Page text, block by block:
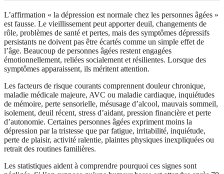
L’affirmation « la dépression est normale chez les personnes âgées »
est fausse. Le vieillissement peut apporter deuil, changements de
rôle, problèmes de santé et pertes, mais des symptômes dépressifs
persistants ne doivent pas être écartés comme un simple effet de
l’âge. Beaucoup de personnes âgées restent engagées
émotionnellement, reliées socialement et résilientes. Lorsque des
symptômes apparaissent, ils méritent attention.
Les facteurs de risque courants comprennent douleur chronique,
maladie médicale majeure, AVC ou maladie cardiaque, inquiétudes
de mémoire, perte sensorielle, mésusage d’alcool, mauvais sommeil,
isolement, deuil récent, stress d’aidant, pression financière et perte
d’autonomie. Certaines personnes âgées expriment moins la
dépression par la tristesse que par fatigue, irritabilité, inquiétude,
perte de plaisir, activité ralentie, plaintes physiques inexpliquées ou
retrait des routines familières.
Les statistiques aident à comprendre pourquoi ces signes sont